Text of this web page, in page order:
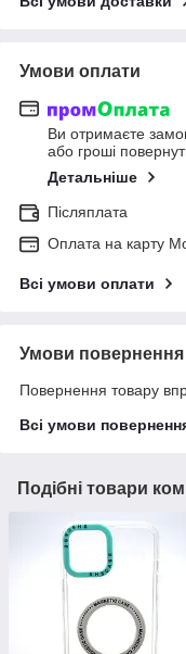
Умови оплати
Ви отримаєте
або гроші
Детальніше
Післяплата
Оплата на карту
Всі умови оплати
Умови повернення
Повернення товару
Всі умови
Подібні товари